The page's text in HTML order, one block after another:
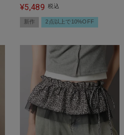
¥5,489 税込
新作 2点以上で10%OFF